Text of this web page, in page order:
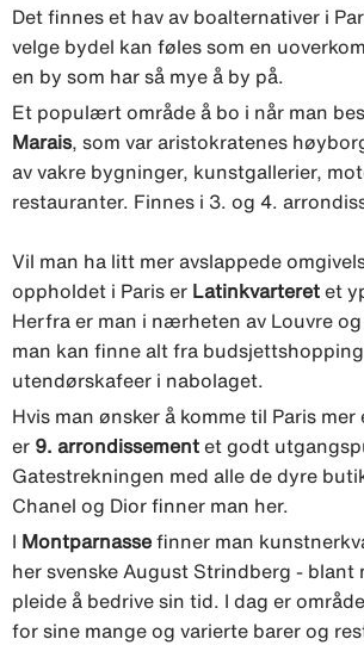
Det finnes et hav av boalternativer i
velge bydel kan føles som en
en by som har så mye å by på.
Et populært område å bo i når man
Marais , som var aristokratenes
av vakre bygninger, kunstgallerier,
restauranter. Finnes i 3. og 4.
Vil man ha litt mer avslappede
oppholdet i Paris er
Latinkvarteret et
Herfra er man i nærheten av Louvre
man kan finne alt fra
utendørskafeer i nabolaget.
Hvis man ønsker å komme til Paris
er 9. arrondissement et godt
Gatestrekningen med alle de dyre
Chanel og Dior finner man her.
I Montparnasse finner man
her svenske August Strindberg - blant
pleide å bedrive sin tid. I dag er
for sine mange og varierte barer og